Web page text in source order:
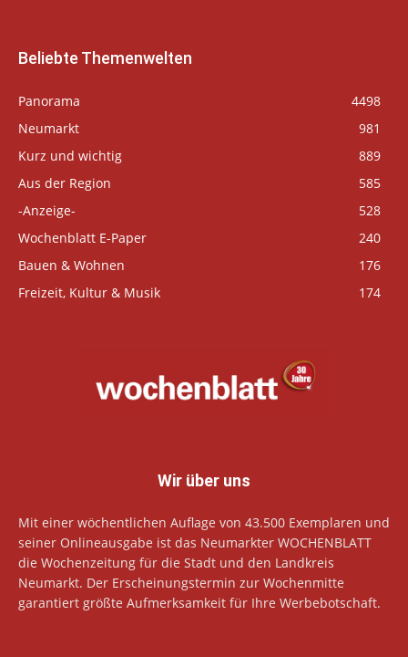
Beliebte Themenwelten
Panorama
4498
Neumarkt
981
Kurz und wichtig
889
Aus der Region
585
-Anzeige-
528
Wochenblatt E-Paper
240
Bauen & Wohnen
176
Freizeit, Kultur & Musik
174
Wir über uns
Mit einer wöchentlichen Auflage von 43.500 Exemplaren und
seiner Onlineausgabe ist das Neumarkter WOCHENBLATT
die Wochenzeitung für die Stadt und den Landkreis
Neumarkt. Der Erscheinungstermin zur Wochenmitte
garantiert größte Aufmerksamkeit für Ihre Werbebotschaft.